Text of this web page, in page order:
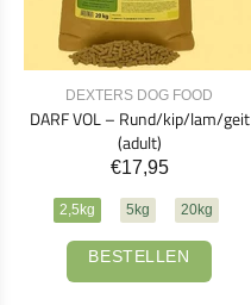
DEXTERS DOG FOOD
DARF VOL – Rund/kip/lam/geit
(adult)
€17,95
2,5kg 5kg 20kg
BESTELLEN